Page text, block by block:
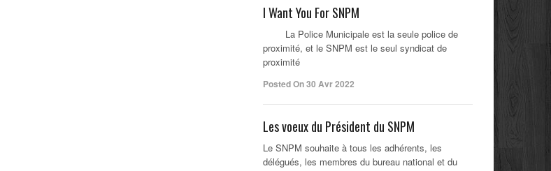
I Want You For SNPM
La Police Municipale est la seule police de
proximité, et le SNPM est le seul syndicat de
proximité
Posted On 30 Avr 2022
Les voeux du Président du SNPM
Le SNPM souhaite à tous les adhérents, les
délégués, les membres du bureau national et du